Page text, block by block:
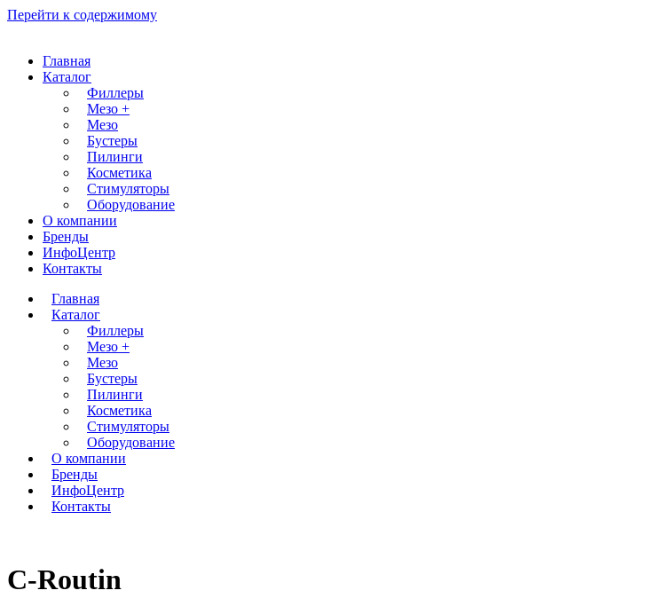
Перейти к содержимому
Главная
Каталог
Филлеры
Мезо +
Мезо
Бустеры
Пилинги
Косметика
Стимуляторы
Оборудование
О компании
Бренды
ИнфоЦентр
Контакты
Главная
Каталог
Филлеры
Мезо +
Мезо
Бустеры
Пилинги
Косметика
Стимуляторы
Оборудование
О компании
Бренды
ИнфоЦентр
Контакты
C-Routin